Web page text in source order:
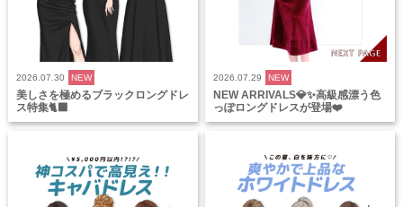
2026.07.30 NEW
美しさを極めるブラックロングドレ
ス特集🐈‍⬛
2026.07.29 NEW
NEW ARRIVALS💎✨高級感漂う色
っぽロングドレスが登場❤️